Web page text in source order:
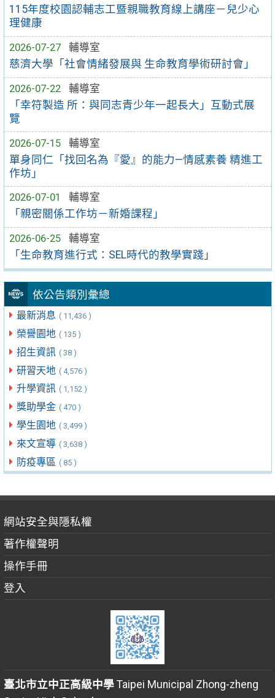
115年度校園認輔志工暨親職教育線上講座－兒少心
理健康
2026-07-27
輔導室
慈濟大學「社會情緒發展與 生命教育學術研討會」
2026-07-22
輔導室
「幸符製造 所：與同志青少年一起長大」互動式展
覽
2026-07-15
輔導室
單身同仁「找回名為『愛』的能力—情感素養 精進工
作坊」
2026-07-01
輔導室
「親密關係工作坊－新婚課程」
2026-06-25
輔導室
「生命教育進行式：SEL時代的教學實踐」
依公告類別彙總
最新消息 ( 11,436 )
榮譽園地 ( 135 )
招生資訊 ( 38 )
研習天地 ( 4,576 )
升學資訊 ( 1,152 )
獎助學金 ( 470 )
學生園地 ( 3,499 )
來文宣導 ( 3,638 )
防疫專區 ( 85 )
網站安全與隱私權
著作權聲明
操作手冊
登入
臺北市立中正高級中學Taipei Municipal Zhong-zheng